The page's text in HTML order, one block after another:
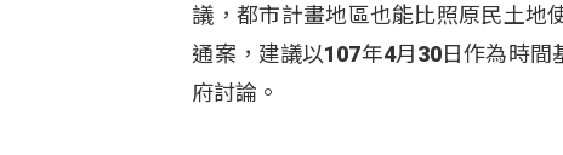
議，都市計畫地區也能比照原民土地
通案，建議以107年4月30日作為時
府討論。